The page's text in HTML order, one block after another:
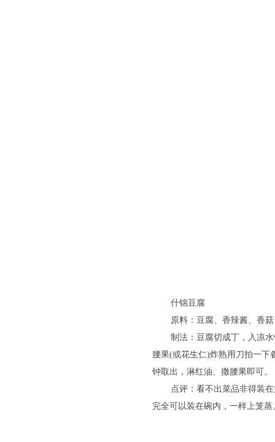
什锦豆腐
原料：豆腐、香辣酱、香
制法：豆腐切成丁，入凉
腰果(或花生仁)炸熟用刀拍一下
钟取出，淋红油、撒腰果即可。
点评：看不出菜品非得装
完全可以装在碗内，一样上笼蒸